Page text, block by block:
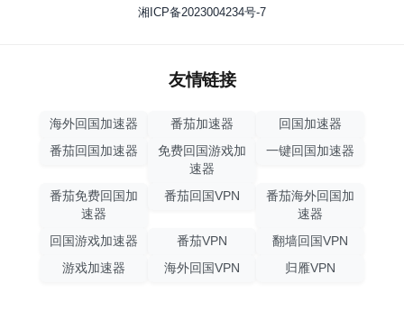
湘ICP备2023004234号-7
友情链接
海外回国加速器 番茄加速器
回国加速器
番茄回国加速器
免费回国游戏加
速器
一键回国加速器
番茄免费回国加
速器
番茄回国VPN
番茄海外回国加
速器
回国游戏加速器
番茄VPN
翻墙回国VPN
游戏加速器
海外回国VPN 归雁VPN